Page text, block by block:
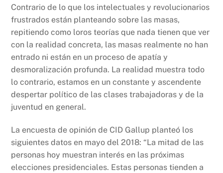
Contrario de lo que los intelectuales y revolucionarios
frustrados están planteando sobre las masas,
repitiendo como loros teorías que nada tienen que ver
con la realidad concreta, las masas realmente no han
entrado ni están en un proceso de apatía y
desmoralización profunda. La realidad muestra todo
lo contrario, estamos en un constante y ascendente
despertar político de las clases trabajadoras y de la
juventud en general.
La encuesta de opinión de CID Gallup planteó los
siguientes datos en mayo del 2018: “La mitad de las
personas hoy muestran interés en las próximas
elecciones presidenciales. Estas personas tienden a